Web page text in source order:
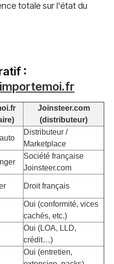
totale sur l'état du
:
importemoi.fr
Joinsteer.com
(distributeur)
Distributeur /
Marketplace
Société française
Joinsteer.com
Droit français
Oui (conformité, vices
cachés, etc.)
Oui (LOA, LLD,
crédit…)
Oui (entretien,